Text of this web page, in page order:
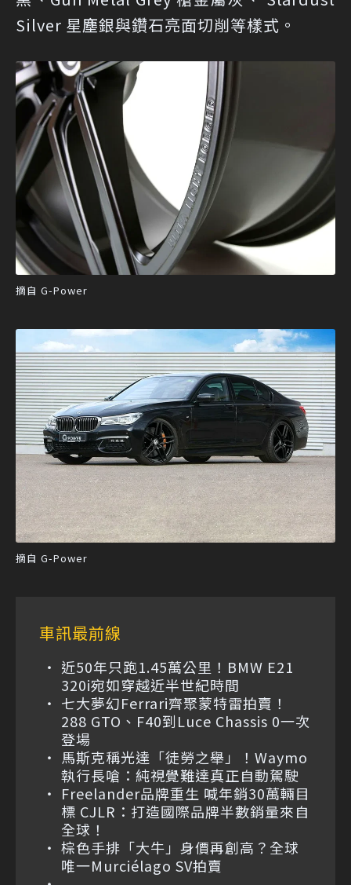
Silver 星塵銀與鑽石亮面切削等樣式。
摘自 G-Power
摘自 G-Power
車訊最前線
近50年只跑1.45萬公里！BMW E21
320i宛如穿越近半世紀時間
七大夢幻Ferrari齊聚蒙特雷拍賣！
288 GTO、F40到Luce Chassis 0一次
登場
馬斯克稱光達「徒勞之舉」！Waymo
執行長嗆：純視覺難達真正自動駕駛
Freelander品牌重生 喊年銷30萬輛目
標 CJLR：打造國際品牌半數銷量來自
全球！
棕色手排「大牛」身價再創高？全球
唯一Murciélago SV拍賣